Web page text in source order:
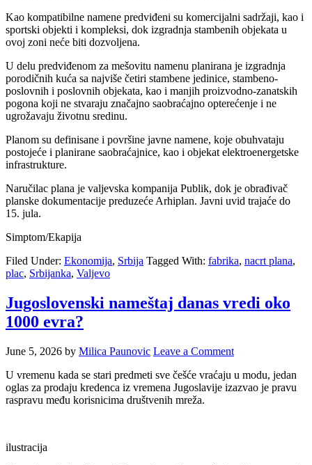
Kao kompatibilne namene predviđeni su komercijalni sadržaji, kao i
sportski objekti i kompleksi, dok izgradnja stambenih objekata u
ovoj zoni neće biti dozvoljena.
U delu predviđenom za mešovitu namenu planirana je izgradnja
porodičnih kuća sa najviše četiri stambene jedinice, stambeno-
poslovnih i poslovnih objekata, kao i manjih proizvodno-zanatskih
pogona koji ne stvaraju značajno saobraćajno opterećenje i ne
ugrožavaju životnu sredinu.
Planom su definisane i površine javne namene, koje obuhvataju
postojeće i planirane saobraćajnice, kao i objekat elektroenergetske
infrastrukture.
Naručilac plana je valjevska kompanija Publik, dok je obrađivač
planske dokumentacije preduzeće Arhiplan. Javni uvid trajaće do
15. jula.
Simptom/Ekapija
Filed Under: Ekonomija, Srbija Tagged With: fabrika, nacrt plana,
plac, Srbijanka, Valjevo
Jugoslovenski nameštaj danas vredi oko
1000 evra?
June 5, 2026 by Milica Paunovic Leave a Comment
U vremenu kada se stari predmeti sve češće vraćaju u modu, jedan
oglas za prodaju kredenca iz vremena Jugoslavije izazvao je pravu
raspravu među korisnicima društvenih mreža.
ilustracija